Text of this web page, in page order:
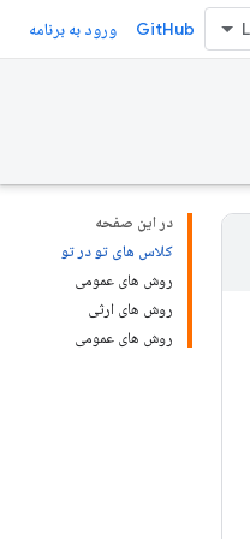
GitHub ورود به برنامه
در این صفحه
کلاس های تو در تو
روش های عمومی
روش های ارثی
روش های عمومی